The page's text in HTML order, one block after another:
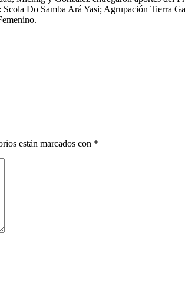
Do Samba Ará Yasi; Agrupación Tierra
están marcados con *